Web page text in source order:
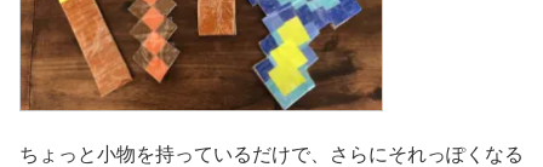
ちょっと小物を持っているだけで、さらにそれっぽくなる